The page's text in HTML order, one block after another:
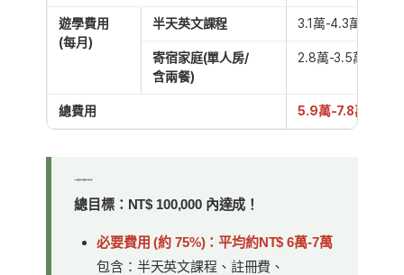
遊學費用
(每月)
半天英文課程 3.1萬-4.3萬
寄宿家庭(單人房/
含兩餐)
2.8萬-3.5萬
總費用 5.9萬-7.8萬
總目標：NT$ 100,000 內達成！
必要費用 (約 75%)：平均約NT$ 6萬-7萬
包含：半天英文課程、註冊費、